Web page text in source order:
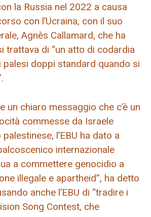
la Russia nel 2022 a causa
con l’Ucraina, con il suo
Agnès Callamard, che ha
trattava di “un atto di codardia
palesi doppi standard quando si
un chiaro messaggio che c’è un
commesse da Israele
l’EBU ha dato a
internazionale
a commettere genocidio a
illegale e apartheid”, ha detto
anche l’EBU di “tradire i
Song Contest, che